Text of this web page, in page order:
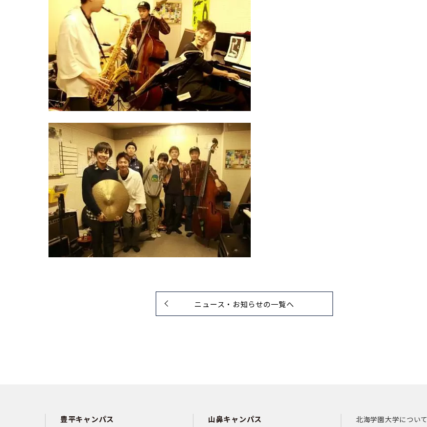
ニュース・お知らせの一覧へ
豊平キャンパス 山鼻キャンパス 北海学園大学について